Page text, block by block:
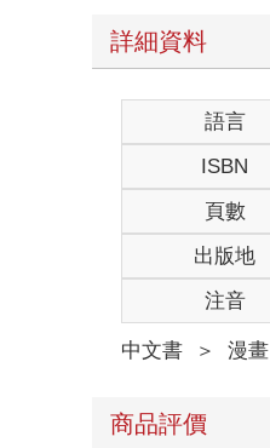
詳細資料
語言
ISBN
頁數
出版地
注音
中文書 ＞ 漫畫
商品評價